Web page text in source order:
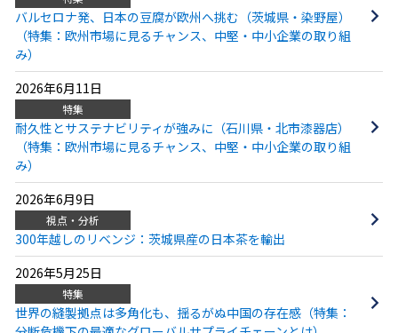
バルセロナ発、日本の豆腐が欧州へ挑む（茨城県・染野屋）
（特集：欧州市場に見るチャンス、中堅・中小企業の取り組
み）
2026年6月11日
特集
耐久性とサステナビリティが強みに（石川県・北市漆器店）
（特集：欧州市場に見るチャンス、中堅・中小企業の取り組
み）
2026年6月9日
視点・分析
300年越しのリベンジ：茨城県産の日本茶を輸出
2026年5月25日
特集
世界の縫製拠点は多角化も、揺るがぬ中国の存在感（特集：